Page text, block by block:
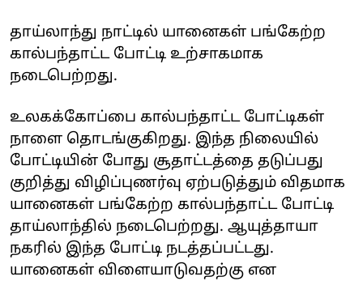
தாய்லாந்து நாட்டில் யானைகள் பங்கேற்ற
கால்பந்தாட்ட போட்டி உற்சாகமாக
நடைபெற்றது.
உலக‌க்கோப்பை‌ கால்பந்தாட்ட போட்டிகள்
நாளை தொடங்குகிறது. இந்த நிலையில்
போட்டியின் போது சூதாட்டத்தை தடுப்பது
குறித்து விழிப்புணர்வு ஏற்படுத்தும் விதமாக
யானைகள் பங்கேற்ற கால்பந்தாட்ட போட்டி
தாய்லாந்தில் நடைபெற்றது. ஆயுத்தாயா
நகரில் இந்த போட்டி நடத்தப்பட்டது.
யானைகள் விளையாடுவதற்கு என